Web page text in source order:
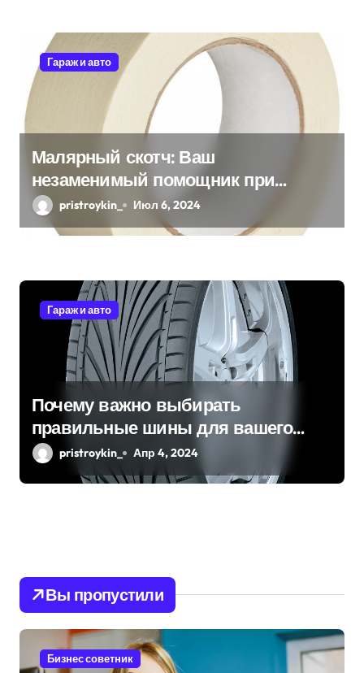
Гараж и авто
Малярный скотч: Ваш
незаменимый помощник при
ремонтных работах
pristroykin_ Июл 6, 2024
Гараж и авто
Почему важно выбирать
правильные шины для вашего
автомобиля?
pristroykin_ Апр 4, 2024
Вы пропустили
Бизнес советник